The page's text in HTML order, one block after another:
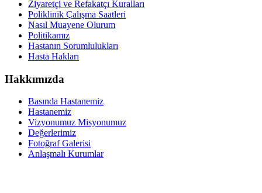
Ziyaretçi ve Refakatçı Kuralları
Poliklinik Çalışma Saatleri
Nasıl Muayene Olurum
Politikamız
Hastanın Sorumlulukları
Hasta Hakları
Hakkımızda
Basında Hastanemiz
Hastanemiz
Vizyonumuz Misyonumuz
Değerlerimiz
Fotoğraf Galerisi
Anlaşmalı Kurumlar